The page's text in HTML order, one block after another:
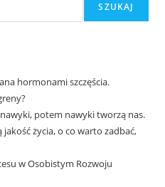
SZUKAJ
hormonami szczęścia.
potem nawyki tworzą nas.
życia, o co warto zadbać,
w Osobistym Rozwoju